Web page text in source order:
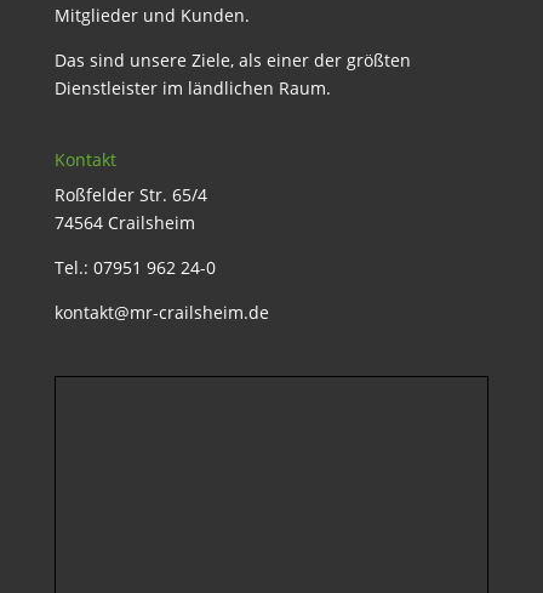
Mitglieder und Kunden.
Das sind unsere Ziele, als einer der größten
Dienstleister im ländlichen Raum.
Kontakt
Roßfelder Str. 65/4
74564 Crailsheim
Tel.: 07951 962 24-0
kontakt@mr-crailsheim.de